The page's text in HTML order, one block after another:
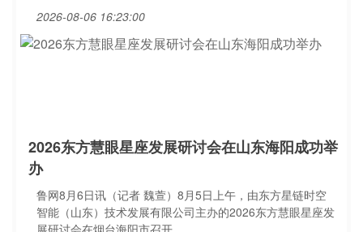
2026-08-06 16:23:00
2026东方慧眼星座发展研讨会在山东海阳成功举
办
鲁网8月6日讯（记者 魏萱）8月5日上午，由东方星链时空
智能（山东）技术发展有限公司主办的2026东方慧眼星座发
展研讨会在烟台海阳市召开